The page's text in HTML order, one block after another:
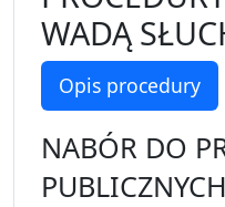
WADĄ
Opis procedury
NABÓR DO
PUBLICZNYCH